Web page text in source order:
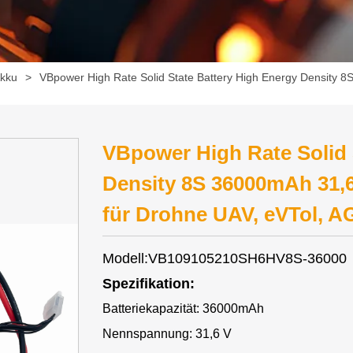
> VBpower High Rate Solid State Battery High Energy Density
VBpower High Rate
Density 8S 36000mAh
für Drohne UAV, eVTol,
Modell:VB109105210SH6HV8S-36000
Spezifikation:
Batteriekapazität: 36000mAh
Nennspannung: 31,6 V